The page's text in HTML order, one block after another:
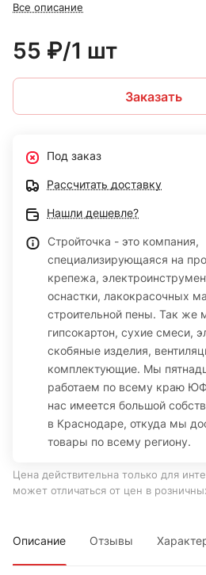
Все описание
55 ₽/1 шт
Заказать
Под заказ
Рассчитать доставку
Нашли дешевле?
Стройточка - это компания,
специализирующаяся на
крепежа,
оснастки, лакокрасочных
строительной пены. Так же
гипсокартон, сухие смеси,
скобяные изделия,
комплектующие. Мы
работаем по всему краю
нас имеется большой
в Краснодаре, откуда мы
товары по всему региону.
Цена действительна только для
может отличаться от цен в
Описание Отзывы